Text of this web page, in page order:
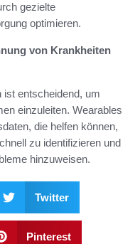
gezielte
optimieren.
von Krankheiten
ist entscheidend, um
einzuleiten. Wearables
die helfen können,
zu identifizieren und
hinzuweisen.
Twitter
Pinterest